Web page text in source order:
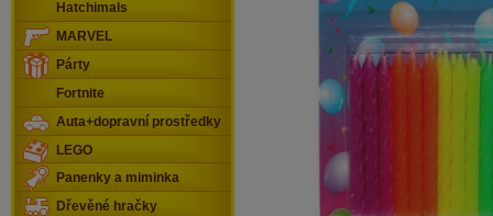
Hatchimals
MARVEL
Párty
Fortnite
Auta+dopravní prostředky
LEGO
Panenky a miminka
Dřevěné hračky